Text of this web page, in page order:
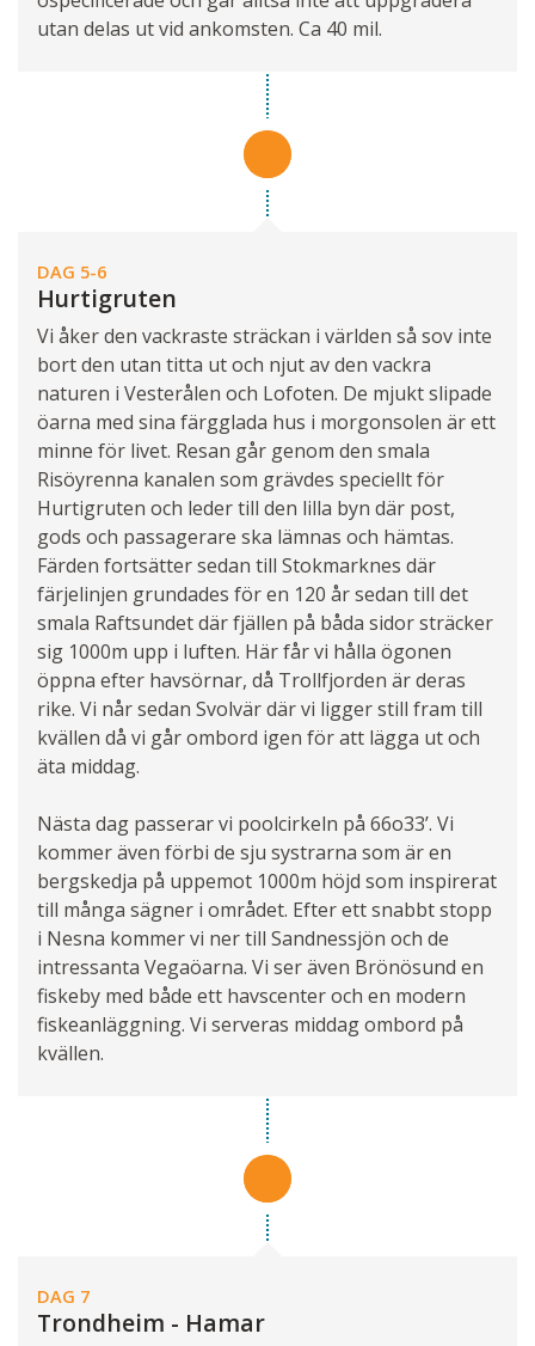
utan delas ut vid ankomsten. Ca 40 mil.
DAG 5-6
Hurtigruten
Vi åker den vackraste sträckan i världen så sov inte
bort den utan titta ut och njut av den vackra
naturen i Vesterålen och Lofoten. De mjukt slipade
öarna med sina färgglada hus i morgonsolen är ett
minne för livet. Resan går genom den smala
Risöyrenna kanalen som grävdes speciellt för
Hurtigruten och leder till den lilla byn där post,
gods och passagerare ska lämnas och hämtas.
Färden fortsätter sedan till Stokmarknes där
färjelinjen grundades för en 120 år sedan till det
smala Raftsundet där fjällen på båda sidor sträcker
sig 1000m upp i luften. Här får vi hålla ögonen
öppna efter havsörnar, då Trollfjorden är deras
rike. Vi når sedan Svolvär där vi ligger still fram till
kvällen då vi går ombord igen för att lägga ut och
äta middag.
Nästa dag passerar vi poolcirkeln på 66o33’. Vi
kommer även förbi de sju systrarna som är en
bergskedja på uppemot 1000m höjd som inspirerat
till många sägner i området. Efter ett snabbt stopp
i Nesna kommer vi ner till Sandnessjön och de
intressanta Vegaöarna. Vi ser även Brönösund en
fiskeby med både ett havscenter och en modern
fiskeanläggning. Vi serveras middag ombord på
kvällen.
DAG 7
Trondheim - Hamar